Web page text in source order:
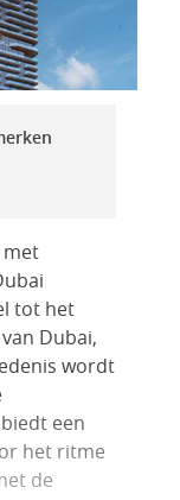
tot het
Dubai,
wordt
een
het ritme
de